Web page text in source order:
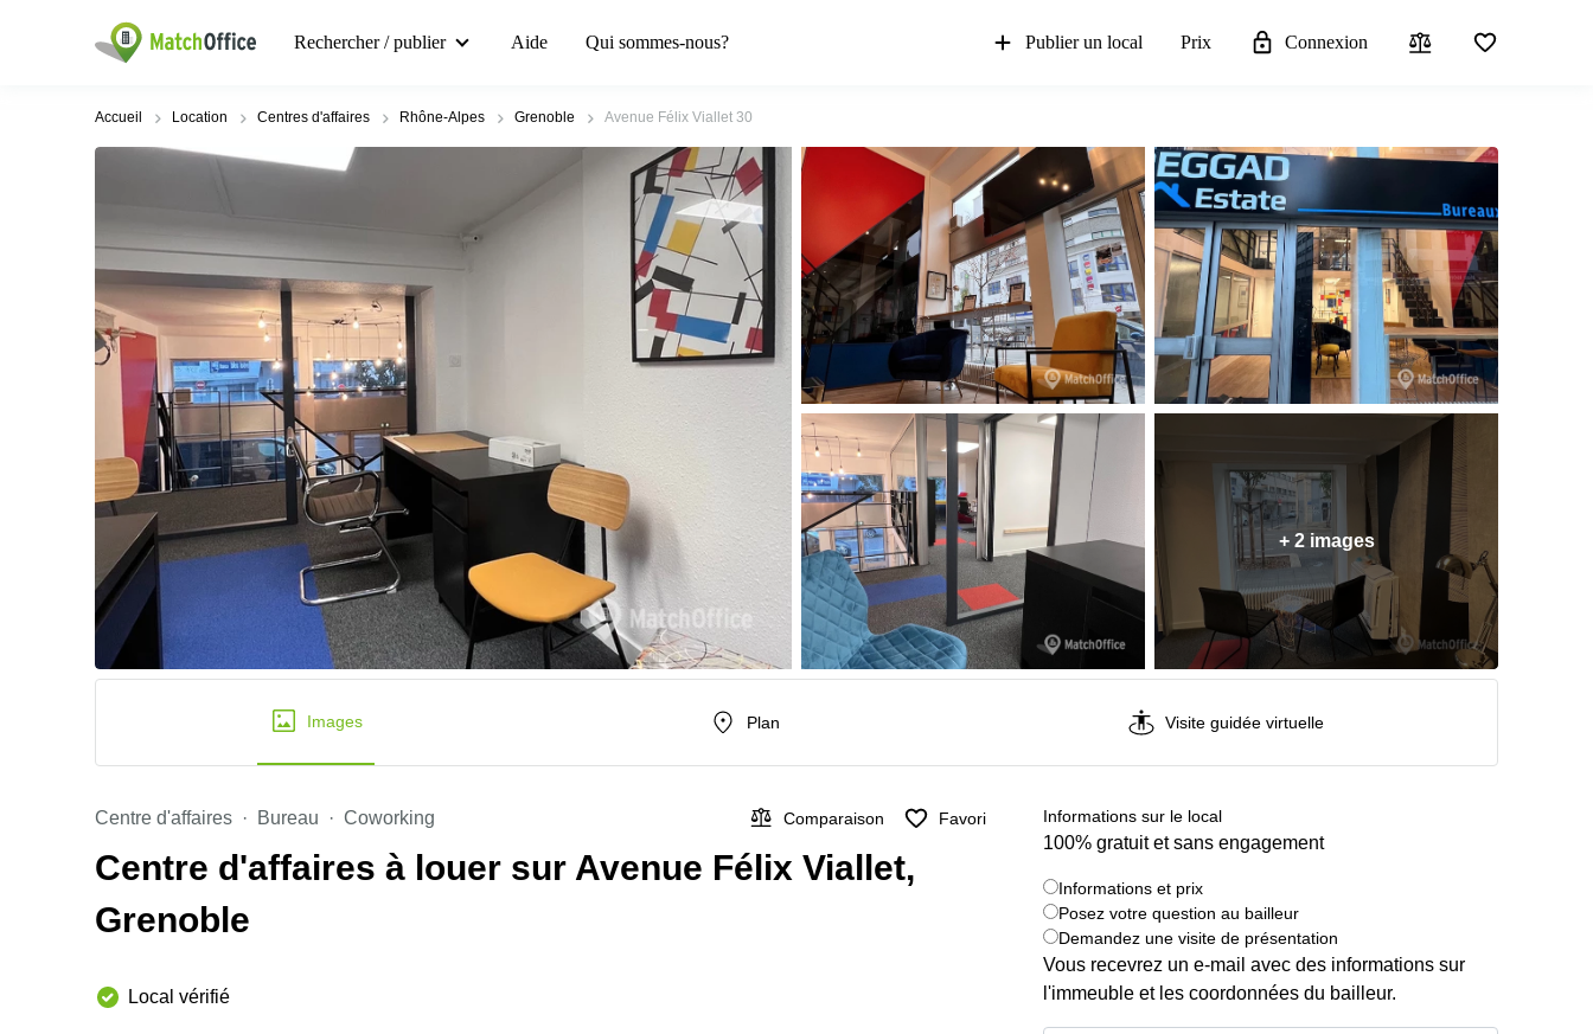
Rechercher / publier Aide Qui sommes-nous? Publier un local Prix Connexion
Accueil Location Centres d'affaires Rhône-Alpes Grenoble Avenue Félix Viallet 30
+ 2 images
Images Plan Visite guidée virtuelle
Centre d'affaires Bureau Coworking Comparaison Favori
Centre d'affaires à louer sur Avenue Félix Viallet,
Grenoble
Local vérifié
Informations sur le local
100% gratuit et sans engagement
Informations et prix
Posez votre question au bailleur
Demandez une visite de présentation
Vous recevrez un e-mail avec des informations sur
l'immeuble et les coordonnées du bailleur.